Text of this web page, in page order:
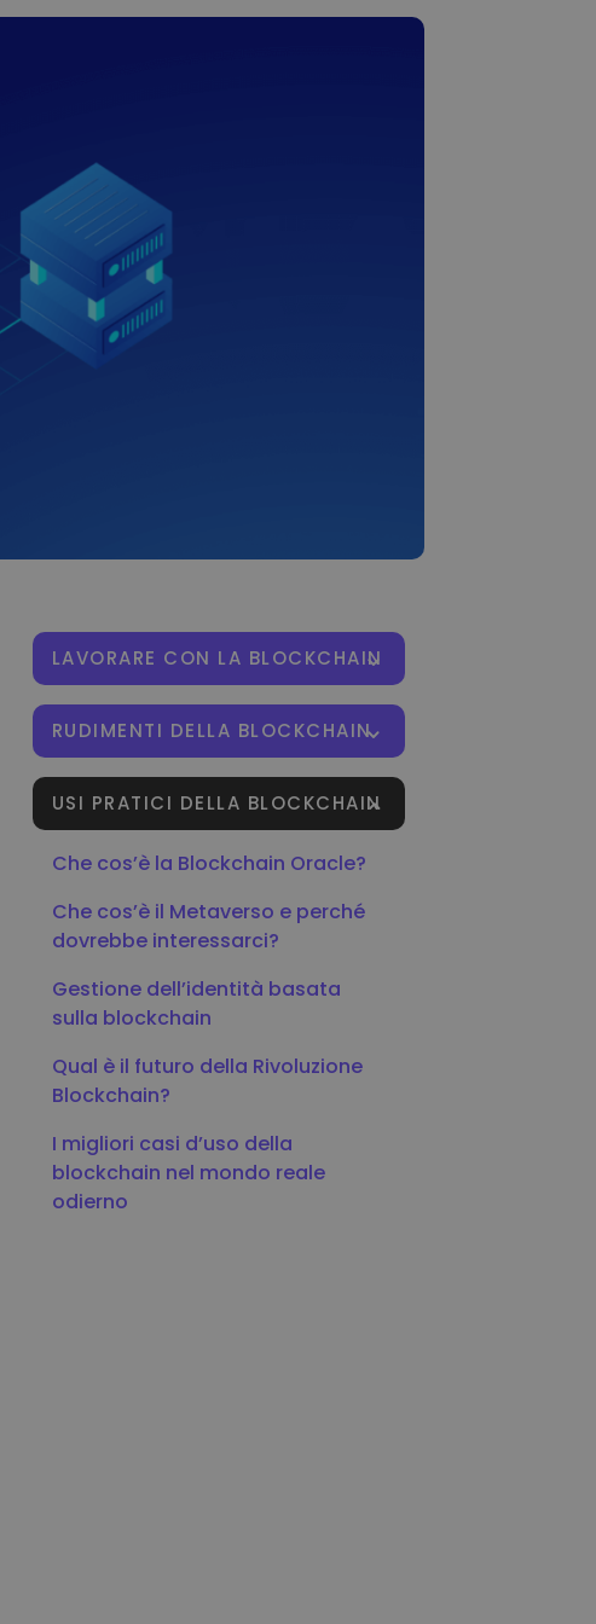
LAVORARE CON LA BLOCKCHAIN
RUDIMENTI DELLA BLOCKCHAIN
USI PRATICI DELLA BLOCKCHAIN
Che cos’è la Blockchain Oracle?
Che cos’è il Metaverso e perché
dovrebbe interessarci?
Gestione dell’identità basata
sulla blockchain
Qual è il futuro della Rivoluzione
Blockchain?
I migliori casi d’uso della
blockchain nel mondo reale
odierno